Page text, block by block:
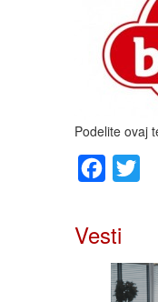
Podelite ovaj
Facebook
Vesti